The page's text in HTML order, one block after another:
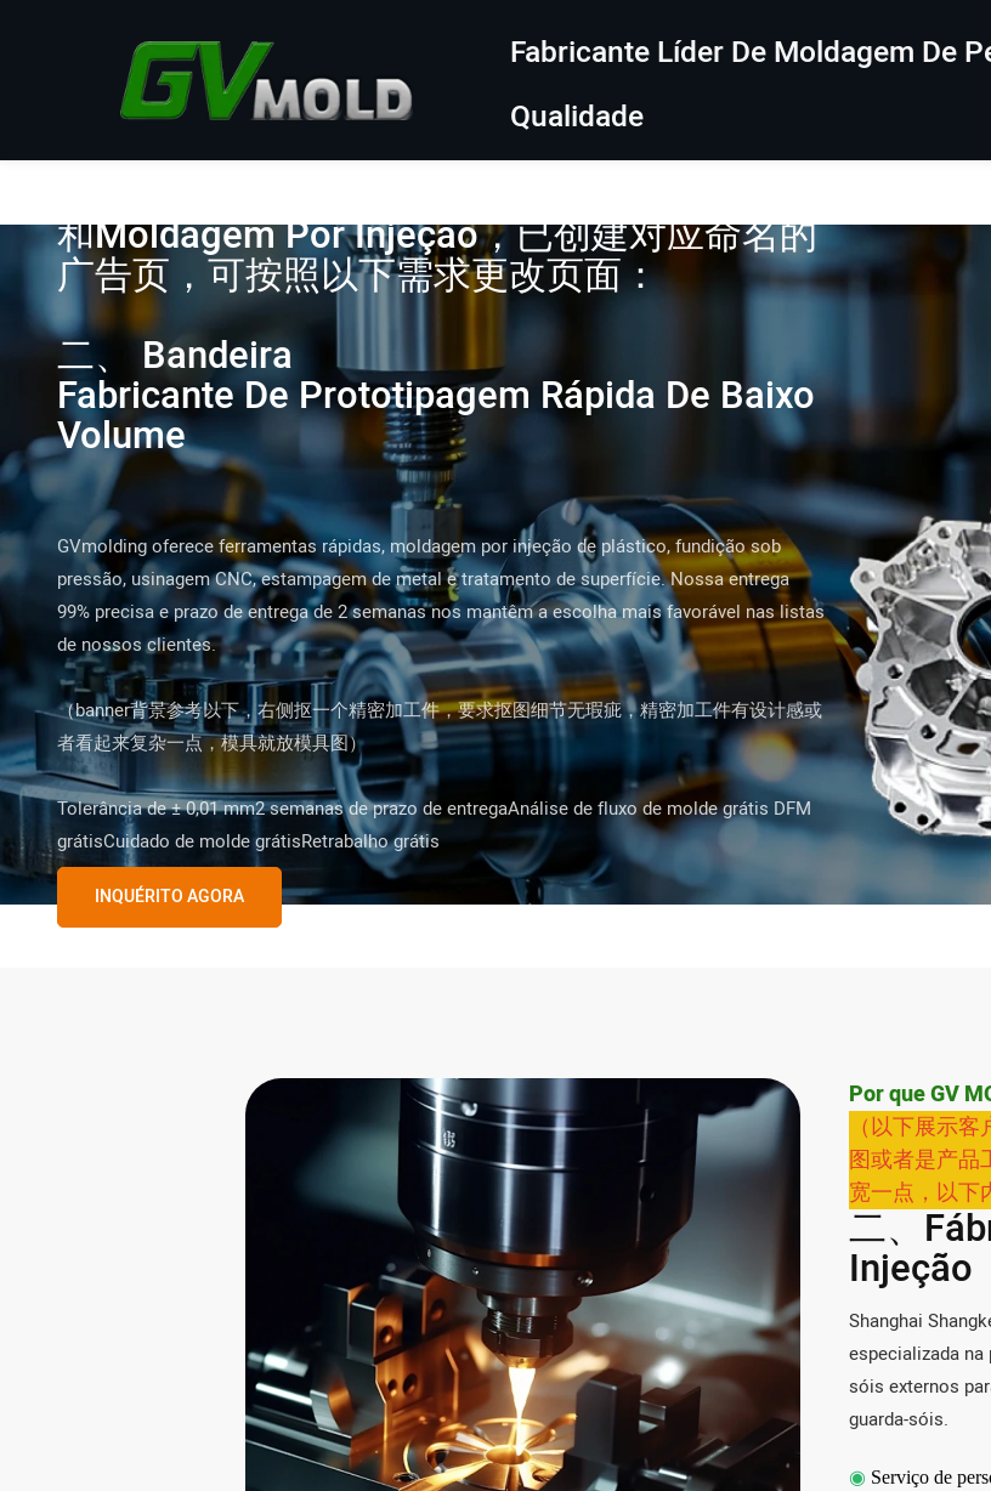
Fabricante Líder De Moldagem De
Qualidade
和Moldagem Por Injeção，已创建对应命名的
广告页，可按照以下需求更改页面：
二、 Bandeira
Fabricante De Prototipagem Rápida De Baixo
Volume
GVmolding oferece ferramentas rápidas, moldagem por injeção de plástico, fundição sob
pressão, usinagem CNC, estampagem de metal e tratamento de superfície. Nossa entrega
99% precisa e prazo de entrega de 2 semanas nos mantêm a escolha mais favorável nas listas
de nossos clientes.
（banner背景参考以下，右侧抠一个精密加工件，要求抠图细节无瑕疵，精密加工件有设计感或
者看起来复杂一点，模具就放模具图）
Tolerância de ± 0,01 mm2 semanas de prazo de entregaAnálise de fluxo de molde grátis DFM
grátisCuidado de molde grátisRetrabalho grátis
INQUÉRITO AGORA
Por que GV
（以下展示
图或者是产品
宽一点，以下
二、
Injeção
Shanghai
especializada na
sóis externos
guarda-sóis.
◉ Serviço de